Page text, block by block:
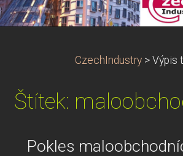
CzechIndustry > Výpis
Štítek:
Pokles